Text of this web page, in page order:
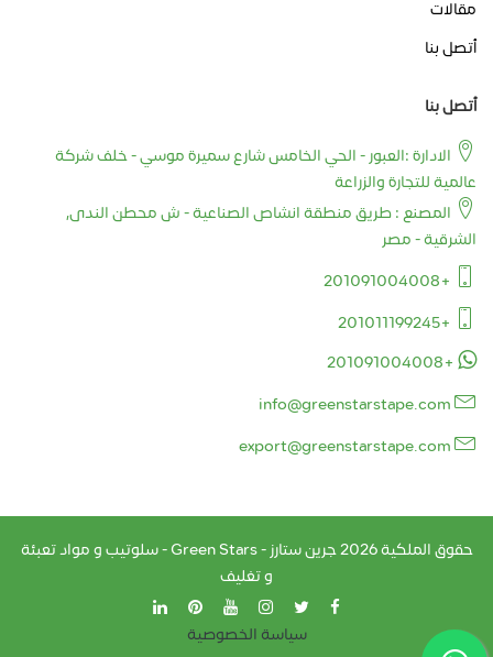
مقالات
أتصل بنا
أتصل بنا
الادارة :العبور - الحي الخامس شارع سميرة موسي - خلف شركة
عالمية للتجارة والزراعة
المصنع : طريق منطقة انشاص الصناعية - ش محطن الندى,
الشرقية - مصر
+201091004008
+201011199245
+201091004008
info@greenstarstape.com
export@greenstarstape.com
حقوق الملكية2026
جرين ستارز - Green Stars - سلوتيب و مواد تعبئة
و تغليف
سياسة الخصوصية